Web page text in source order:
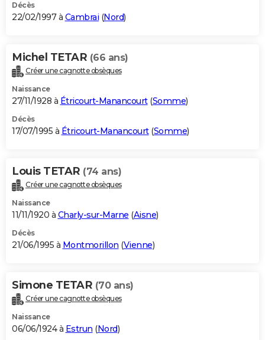
Décès
22/02/1997 à Cambrai (Nord)
Michel TETAR (66 ans)
Créer une cagnotte obsèques
Naissance
27/11/1928 à Étricourt-Manancourt(Somme)
Décès
17/07/1995 à Étricourt-Manancourt(Somme)
Louis TETAR (74 ans)
Créer une cagnotte obsèques
Naissance
11/11/1920 à Charly-sur-Marne (Aisne)
Décès
21/06/1995 à Montmorillon (Vienne)
Simone TETAR (70 ans)
Créer une cagnotte obsèques
Naissance
06/06/1924 à Estrun (Nord)